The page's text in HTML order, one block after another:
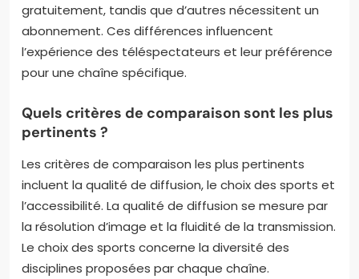
gratuitement, tandis que d’autres nécessitent un
abonnement. Ces différences influencent
l’expérience des téléspectateurs et leur préférence
pour une chaîne spécifique.
Quels critères de comparaison sont les plus
pertinents ?
Les critères de comparaison les plus pertinents
incluent la qualité de diffusion, le choix des sports et
l’accessibilité. La qualité de diffusion se mesure par
la résolution d’image et la fluidité de la transmission.
Le choix des sports concerne la diversité des
disciplines proposées par chaque chaîne.